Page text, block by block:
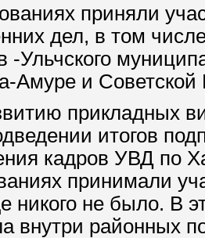
приняли
дел, в том
-Ульчского
Амуре и Советской
прикладных
итогов
кадров УВД по
принимали
никого не было. В
внутри районных